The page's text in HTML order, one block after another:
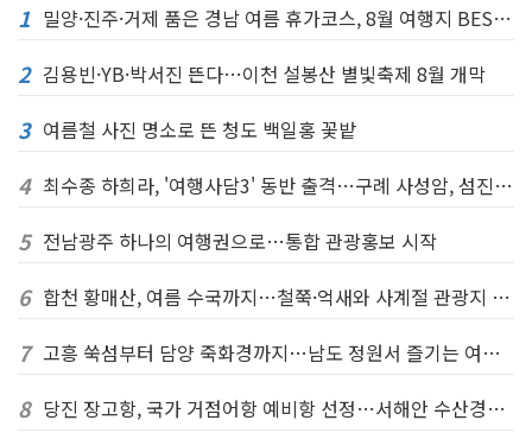
1
밀양·진주·거제 품은 경남 여름 휴가코스, 8월 여행지 BEST 7
2 김용빈·YB·박서진 뜬다…이천 설봉산 별빛축제 8월 개막
3 여름철 사진 명소로 뜬 청도 백일홍 꽃밭
4 최수종 하희라, '여행사담3' 동반 출격…구례 사성암, 섬진강대나무숲길등
5 전남광주 하나의 여행권으로…통합 관광홍보 시작
6 합천 황매산, 여름 수국까지…철쭉·억새와 사계절 관광지 완성
7 고흥 쑥섬부터 담양 죽화경까지…남도 정원서 즐기는 여름 힐링
8 당진 장고항, 국가 거점어항 예비항 선정…서해안 수산경제 거점으로 뜬다